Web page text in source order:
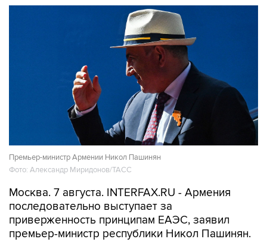
Премьер-министр Армении Никол Пашинян
Фото: Александр Миридонов/ТАСС
Москва. 7 августа. INTERFAX.RU - Армения
последовательно выступает за
приверженность принципам ЕАЭС, заявил
премьер-министр республики Никол Пашинян.